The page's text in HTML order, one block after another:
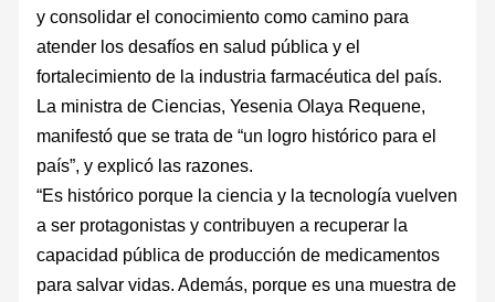
y consolidar el conocimiento como camino para
atender los desafíos en salud pública y el
fortalecimiento de la industria farmacéutica del país.
La ministra de Ciencias, Yesenia Olaya Requene​,
manifestó que se trata de “un logro histórico para el
país”, y explicó las razones.
“Es histórico porque la ciencia y la tecnología vuelven
a ser protagonistas y contribuyen a recuperar la
capacidad pública de producción de medicamentos
para salvar vidas. Además, porque es una muestra de